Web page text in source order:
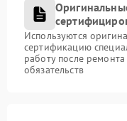
Используются
сертификацию
работу после
обязательств